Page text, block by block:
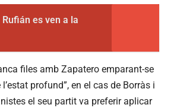
Rufián es ven a la
files amb Zapatero emparant-se
profund”, en el cas de Borràs i
el seu partit va preferir aplicar